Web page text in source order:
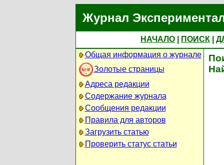
Журнал
НАЧАЛО ПОИСК
Общая информация о журнале
Золотые страницы
Адреса редакции
Содержание журнала
Сообщения редакции
Правила для авторов
Загрузить статью
Проверить статус статьи